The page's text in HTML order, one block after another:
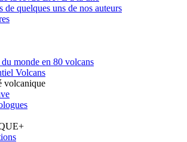
de quelques uns de nos auteurs
monde en 80 volcans
Volcans
volcanique
+